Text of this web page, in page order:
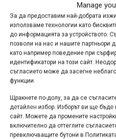
Manage
За да предоставим най-добрата
използваме технологии като
до информацията за устройството.
позволи на нас и нашите партньори
като например поведение при
идентификатори на този сайт.
съгласието може да засегне
функции.
Щракнете по-долу, за да се
детайлен избор. Изборът ви ще
сайт. Можете да промените
включително да оттеглите
превключващите бутони в
Етикети: last orders,Monster
Световна купа 2016,Стив
Навигация
Предишна